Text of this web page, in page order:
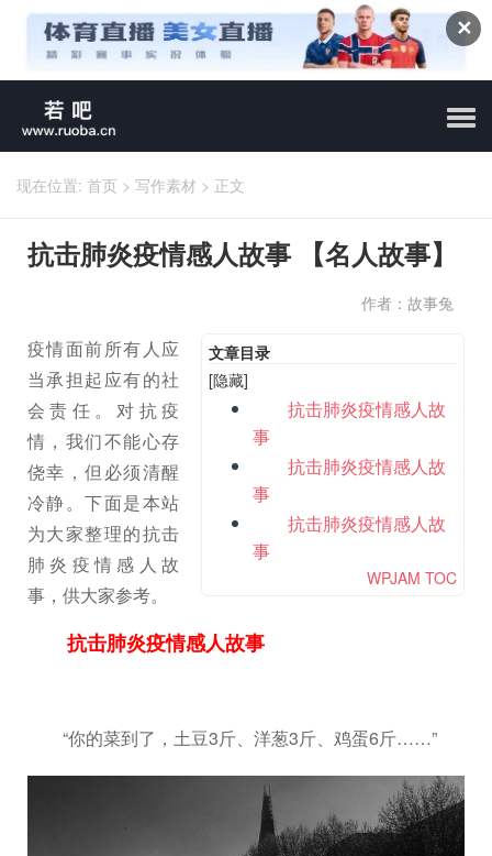
✕
现在位置: 首页 > 写作素材 > 正文
抗击肺炎疫情感人故事 【名人故事】
作者：故事兔
文章目录
[隐藏]
抗击肺炎疫情感人故
事
抗击肺炎疫情感人故
事
抗击肺炎疫情感人故
事
WPJAM TOC
疫情面前所有人应
当承担起应有的社
会责任。对抗疫
情，我们不能心存
侥幸，但必须清醒
冷静。下面是本站
为大家整理的抗击
肺炎疫情感人故
事，供大家参考。
抗击肺炎疫情感人故事
“你的菜到了，土豆3斤、洋葱3斤、鸡蛋6斤……”